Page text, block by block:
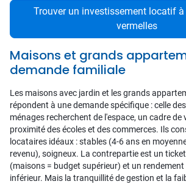
Trouver un investissement locatif à
vermelles
Maisons et grands
demande familiale
Les maisons avec jardin et les grands
répondent à une demande spécifique : celle
ménages recherchent de l'espace, un cadre de
proximité des écoles et des commerces. Ils
locataires idéaux : stables (4-6 ans en
revenu), soigneux. La contrepartie est un
(maisons = budget supérieur) et un
inférieur. Mais la tranquillité de gestion et la